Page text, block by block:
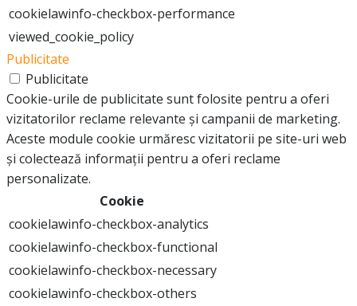
cookielawinfo-checkbox-performance
viewed_cookie_policy
Publicitate
Publicitate
Cookie-urile de publicitate sunt folosite pentru a oferi
vizitatorilor reclame relevante și campanii de marketing.
Aceste module cookie urmăresc vizitatorii pe site-uri web
și colectează informații pentru a oferi reclame
personalizate.
Cookie
cookielawinfo-checkbox-analytics
cookielawinfo-checkbox-functional
cookielawinfo-checkbox-necessary
cookielawinfo-checkbox-others